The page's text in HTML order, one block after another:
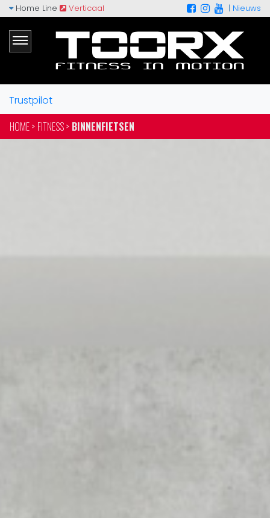
Home Line Verticaal | Nieuws
Trustpilot
HOME > FITNESS > BINNENFIETSEN